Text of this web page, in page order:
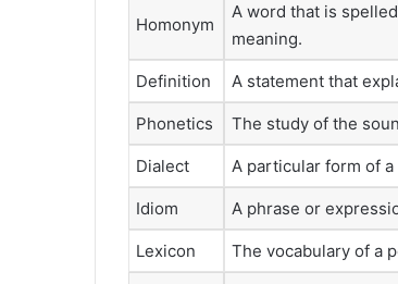
Homonym
A word that is
meaning.
Definition A statement that
Phonetics The study of the
Dialect A particular form of
Idiom A phrase or
Lexicon The vocabulary of a